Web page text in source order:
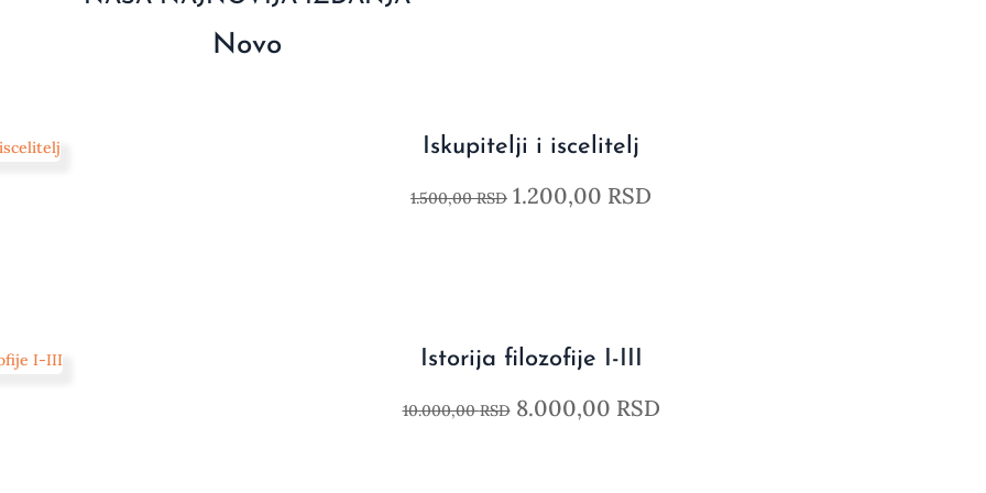
Novo
Iskupitelji i iscelitelj
1.500,00RSD 1.200,00 RSD
Istorija filozofije I-III
10.000,00RSD 8.000,00 RSD